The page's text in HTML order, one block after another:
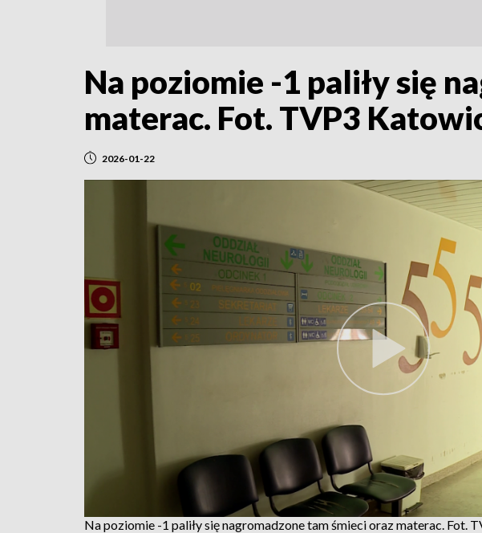
Na poziomie -1 paliły się
materac. Fot. TVP3
2026-01-22
Na poziomie -1 paliły się nagromadzone tam śmieci oraz materac. Fot.